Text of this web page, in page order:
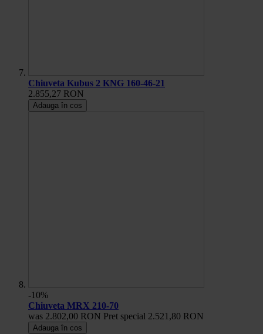
Chiuveta Kubus 2 KNG 160-46-21
2.855,27 RON
Adauga în cos
-10%
Chiuveta MRX 210-70
was 2.802,00 RON Pret special 2.521,80 RON
Adauga în cos